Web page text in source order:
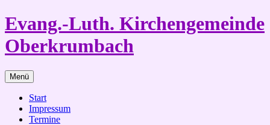
Zum
Inhalt
springen
Evang.-Luth. Kirchengemeinde
Oberkrumbach
Menü
Start
Impressum
Termine